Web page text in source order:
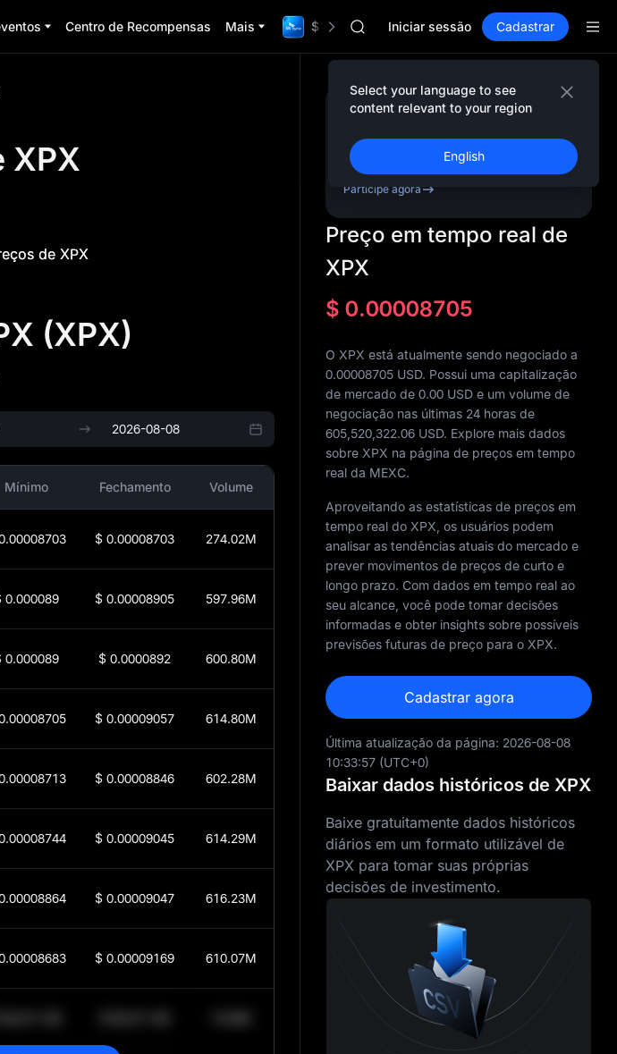
Centro de Recompensas Mais $1,000,000 TradFi Gala
AAOI
UNITREE STAR Market Subscription on
SPCX rises despite lock-up expiry
GOLD(XAU)
SKYAI
UNITREE STAR Market Subscription on
SPCX rises despite lock-up expiry
Iniciar sessão Cadastrar
Select your language to see
content relevant to your region
English
XPX
de XPX
(XPX)
Mínimo Fechamento Volume
$ 0.00008703 274.02M
0.000089 $ 0.00008905 597.96M
0.000089 $ 0.0000892 600.80M
$ 0.00009057 614.80M
$ 0.00008846 602.28M
$ 0.00009045 614.29M
$ 0.00009047 616.23M
$ 0.00009169 610.07M
Cadastre-se e receba
até 10,000USDT em
bônus
Participe agora
Preço em tempo real de
XPX
$ 0.00008705
O XPX está atualmente sendo negociado a
0.00008705 USD. Possui uma capitalização
de mercado de 0.00 USD e um volume de
negociação nas últimas 24 horas de
605,520,322.06 USD. Explore mais dados
sobre XPX na página de preços em tempo
real da MEXC.
Aproveitando as estatísticas de preços em
tempo real do XPX, os usuários podem
analisar as tendências atuais do mercado e
prever movimentos de preços de curto e
longo prazo. Com dados em tempo real ao
seu alcance, você pode tomar decisões
informadas e obter insights sobre possíveis
previsões futuras de preço para o XPX.
Cadastrar agora
Última atualização da página: 2026-08-08
10:33:57 (UTC+0)
Baixar dados históricos de XPX
Baixe gratuitamente dados históricos
diários em um formato utilizável de
XPX para tomar suas próprias
decisões de investimento.